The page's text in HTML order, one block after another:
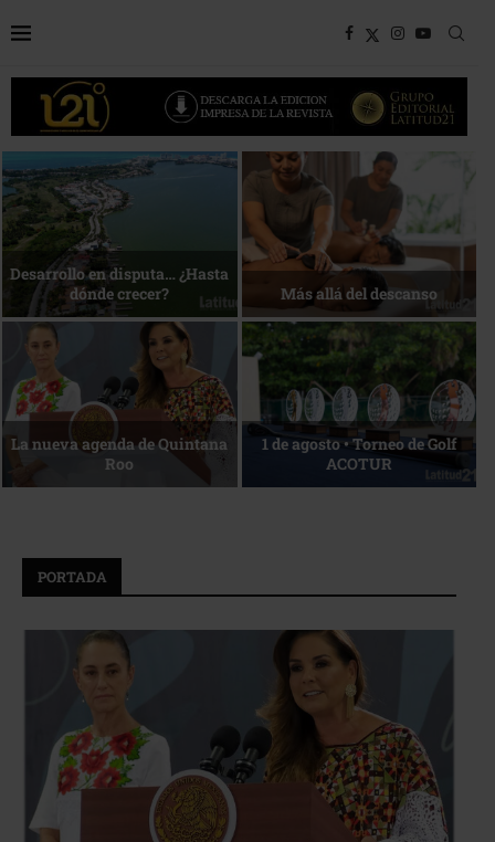
Bottega, un viaje servido a la
mesa
Energía que Impulsa la
competitividad
Reconocimiento de viajeros La esencia del servicio
PORTADA